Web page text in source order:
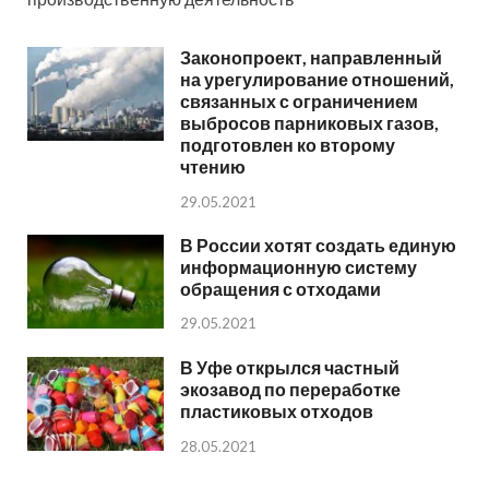
Законопроект, направленный
на урегулирование отношений,
связанных с ограничением
выбросов парниковых газов,
подготовлен ко второму
чтению
29.05.2021
В России хотят создать единую
информационную систему
обращения с отходами
29.05.2021
В Уфе открылся частный
экозавод по переработке
пластиковых отходов
28.05.2021